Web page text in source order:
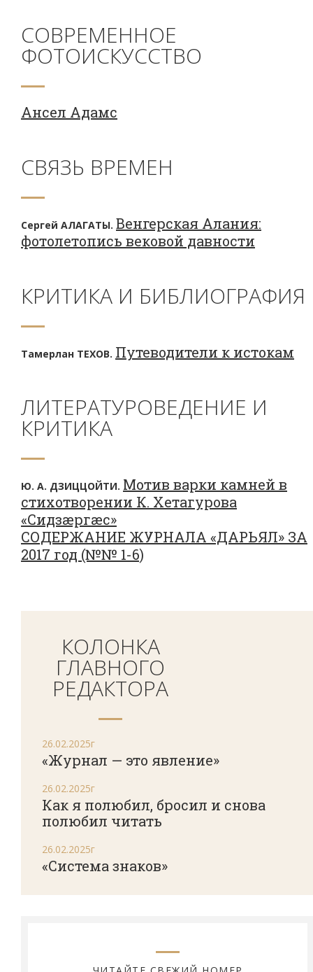
СОВРЕМЕННОЕ
ФОТОИСКУССТВО
Ансел Адамс
СВЯЗЬ ВРЕМЕН
Сергей АЛАГАТЫ. Венгерская Алания:
фотолетопись вековой давности
КРИТИКА И БИБЛИОГРАФИЯ
Тамерлан ТЕХОВ. Путеводители к истокам
ЛИТЕРАТУРОВЕДЕНИЕ И
КРИТИКА
Ю. А. ДЗИЦЦОЙТИ. Мотив варки камней в
стихотворении К. Хетагурова
«Сидзæргæс»
СОДЕРЖАНИЕ ЖУРНАЛА «ДАРЬЯЛ» ЗА
2017 год (№№ 1-6)
КОЛОНКА
ГЛАВНОГО
РЕДАКТОРА
26.02.2025г
«Журнал — это явление»
26.02.2025г
Как я полюбил, бросил и снова
полюбил читать
26.02.2025г
«Система знаков»